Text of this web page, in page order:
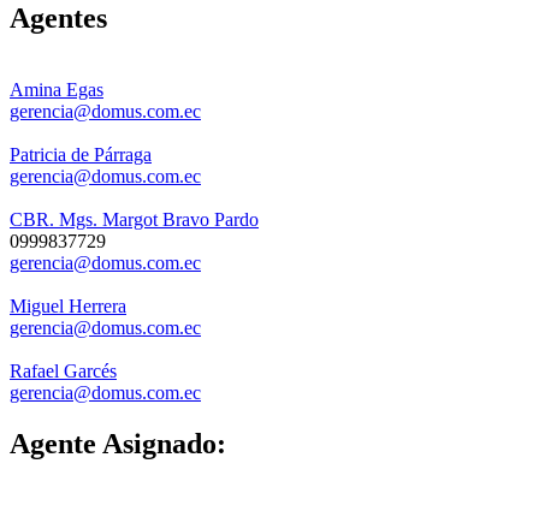
Agentes
Amina Egas
gerencia@domus.com.ec
Patricia de Párraga
gerencia@domus.com.ec
CBR. Mgs. Margot Bravo Pardo
0999837729
gerencia@domus.com.ec
Miguel Herrera
gerencia@domus.com.ec
Rafael Garcés
gerencia@domus.com.ec
Agente Asignado: